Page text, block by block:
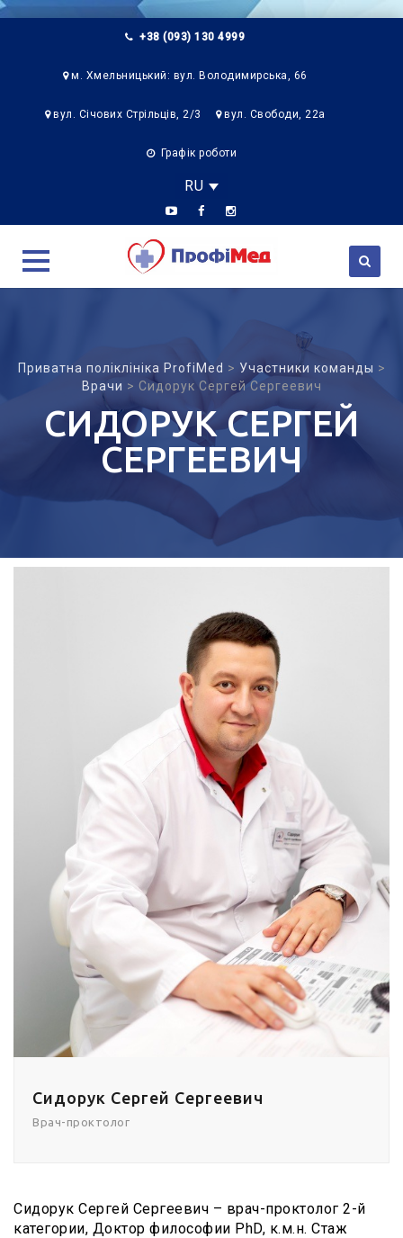
+38 (093) 130 4999
м. Хмельницький: вул. Володимирська, 66
вул. Січових Стрільців, 2/3 вул. Свободи, 22а
Графік роботи
RU
Приватна поліклініка ProfiMed > Участники команды >
Врачи > Сидорук Сергей Сергеевич
СИДОРУК СЕРГЕЙ
СЕРГЕЕВИЧ
Сидорук Сергей Сергеевич
Врач-проктолог
Сидорук Сергей Сергеевич – врач-проктолог 2-й
категории, Доктор философии PhD, к.м.н. Стаж